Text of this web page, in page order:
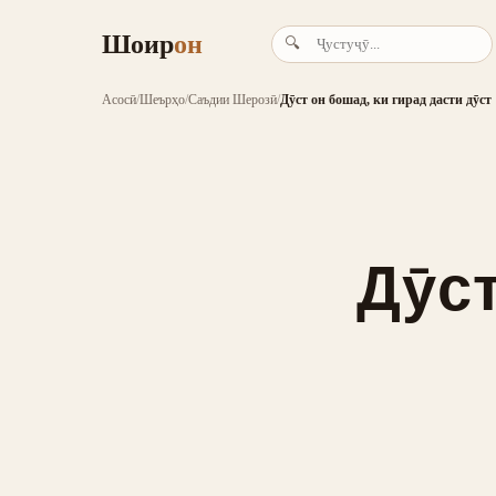
Шоирон 🔍
Асосӣ/Шеърҳо/Саъдии Шерозӣ/Дӯст он бошад, ки гирад дасти дӯст